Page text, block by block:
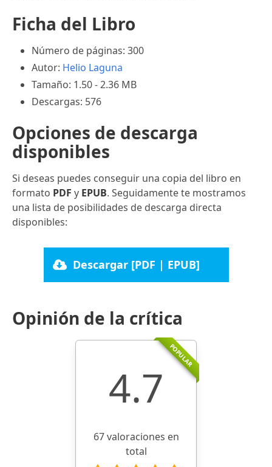
Ficha del Libro
Número de páginas: 300
Autor: Helio Laguna
Tamaño: 1.50 - 2.36 MB
Descargas: 576
Opciones de descarga
disponibles
Si deseas puedes conseguir una copia del libro en
formato PDF y EPUB. Seguidamente te mostramos
una lista de posibilidades de descarga directa
disponibles:
Descargar [PDF | EPUB]
Opinión de la crítica
POPULAR
4.7
67 valoraciones en
total